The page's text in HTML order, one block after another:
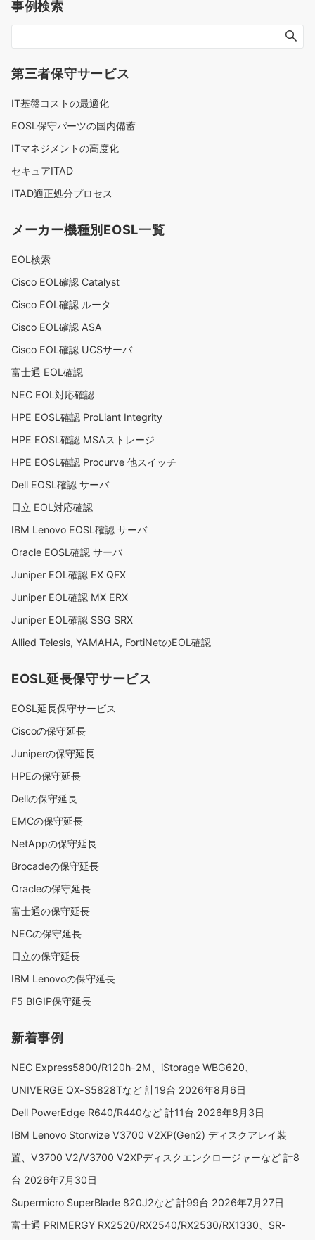
事例検索
第三者保守サービス
IT基盤コストの最適化
EOSL保守パーツの国内備蓄
ITマネジメントの高度化
セキュアITAD
ITAD適正処分プロセス
メーカー機種別EOSL一覧
EOL検索
Cisco EOL確認 Catalyst
Cisco EOL確認 ルータ
Cisco EOL確認 ASA
Cisco EOL確認 UCSサーバ
富士通 EOL確認
NEC EOL対応確認
HPE EOSL確認 ProLiant Integrity
HPE EOSL確認 MSAストレージ
HPE EOSL確認 Procurve 他スイッチ
Dell EOSL確認 サーバ
日立 EOL対応確認
IBM Lenovo EOSL確認 サーバ
Oracle EOSL確認 サーバ
Juniper EOL確認 EX QFX
Juniper EOL確認 MX ERX
Juniper EOL確認 SSG SRX
Allied Telesis, YAMAHA, FortiNetのEOL確認
EOSL延長保守サービス
EOSL延長保守サービス
Ciscoの保守延長
Juniperの保守延長
HPEの保守延長
Dellの保守延長
EMCの保守延長
NetAppの保守延長
Brocadeの保守延長
Oracleの保守延長
富士通の保守延長
NECの保守延長
日立の保守延長
IBM Lenovoの保守延長
F5 BIGIP保守延長
新着事例
NEC Express5800/R120h-2M、iStorage WBG620、
UNIVERGE QX-S5828Tなど 計19台 2026年8月6日
Dell PowerEdge R640/R440など 計11台 2026年8月3日
IBM Lenovo Storwize V3700 V2XP(Gen2) ディスクアレイ装
置、V3700 V2/V3700 V2XPディスクエンクロージャーなど 計8
台 2026年7月30日
Supermicro SuperBlade 820J2など 計99台 2026年7月27日
富士通 PRIMERGY RX2520/RX2540/RX2530/RX1330、SR-